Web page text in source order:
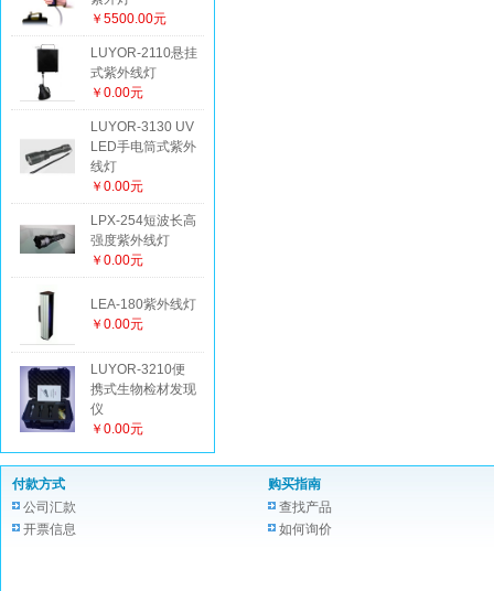
￥5500.00元
LUYOR-2110悬挂
式紫外线灯
￥0.00元
LUYOR-3130 UV
LED手电筒式紫外
线灯
￥0.00元
LPX-254短波长高
强度紫外线灯
￥0.00元
LEA-180紫外线灯
￥0.00元
LUYOR-3210便
携式生物检材发现
仪
￥0.00元
付款方式
公司汇款
开票信息
购买指南
查找产品
如何询价